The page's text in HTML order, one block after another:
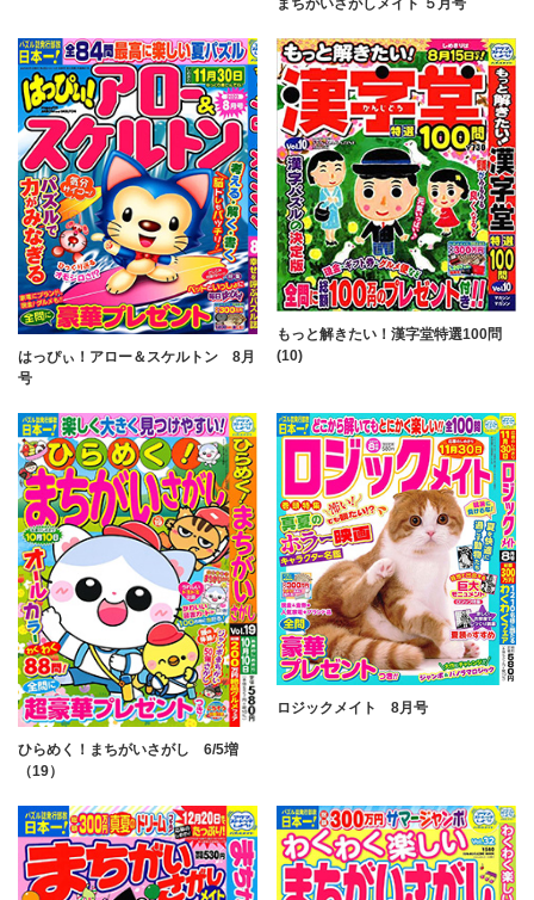
はっぴぃ！アロー＆スケルトン 8月
号
もっと解きたい！漢字堂特選100問
(10)
ひらめく！まちがいさがし 6/5増
（19）
ロジックメイト 8月号